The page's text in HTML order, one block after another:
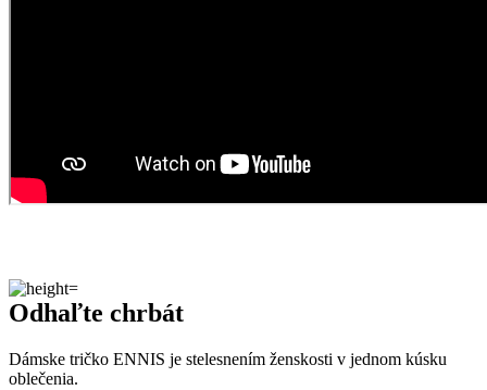
Odhaľte chrbát
Dámske tričko ENNIS je stelesnením ženskosti v jednom kúsku
oblečenia.